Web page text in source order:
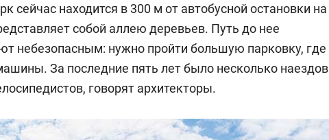
сейчас находится в 300 м от автобусной остановки на
собой аллею деревьев. Путь до нее
небезопасным: нужно пройти большую парковку, где
За последние пять лет было несколько наездов
говорят архитекторы.